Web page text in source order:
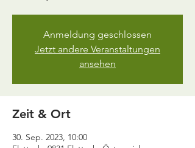
Anmeldung geschlossen
Jetzt andere Veranstaltungen
ansehen
Zeit & Ort
30. Sep. 2023, 10:00